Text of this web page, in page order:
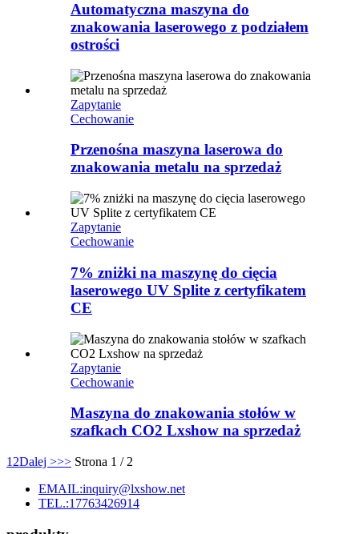
Automatyczna maszyna do
znakowania laserowego z podziałem
ostrości
Zapytanie
Cechowanie
Przenośna maszyna laserowa do
znakowania metalu na sprzedaż
Zapytanie
Cechowanie
7% zniżki na maszynę do cięcia
laserowego UV Splite z certyfikatem
CE
Zapytanie
Cechowanie
Maszyna do znakowania stołów w
szafkach CO2 Lxshow na sprzedaż
1 2Dalej >>> Strona 1 / 2
EMAIL:inquiry@lxshow.net
TEL.:17763426914